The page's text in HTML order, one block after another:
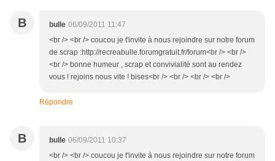
B bulle 06/09/2011 11:47
<br /> <br /> coucou je t'invite à nous rejoindre sur notre forum
de scrap :http://recreabulle.forumgratuit.fr/forum<br /> <br />
<br /> bonne humeur , scrap et convivialité sont au rendez
vous ! rejoins nous vite ! bises<br /> <br /> <br /> <br />
Répondre
B bulle 06/09/2011 10:37
<br /> <br /> coucou je t'invite à nous rejoindre sur notre forum